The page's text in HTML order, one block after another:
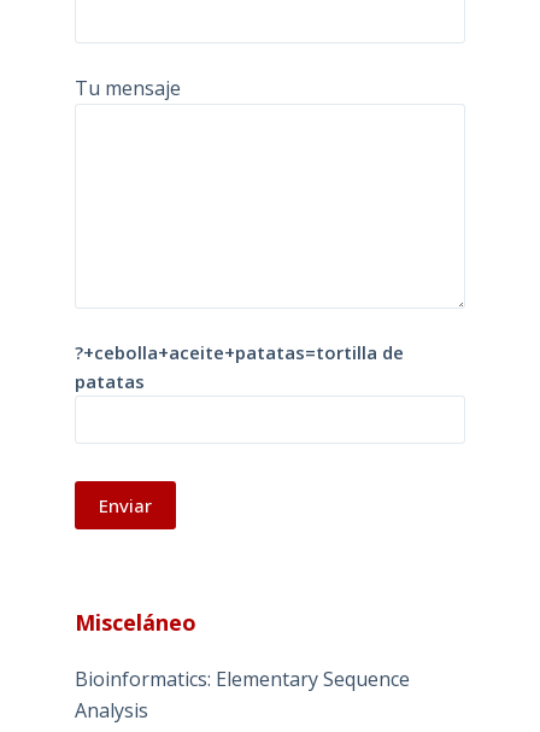
Tu mensaje
?+cebolla+aceite+patatas=tortilla de
patatas
t
r
n
Misceláneo
Bioinformatics: Elementary Sequence
Analysis